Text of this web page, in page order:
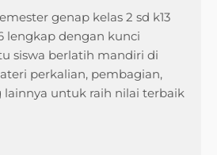
genap kelas 2 sd k13
lengkap dengan kunci
siswa berlatih mandiri di
perkalian, pembagian,
untuk raih nilai terbaik